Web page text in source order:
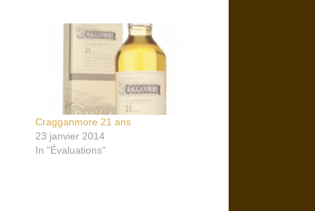
Cragganmore 21 ans
23 janvier 2014
In "Évaluations"